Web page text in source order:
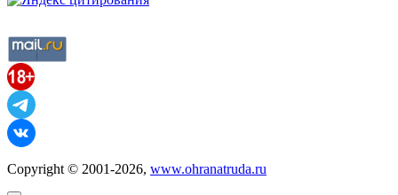
Copyright © 2001-2026, www.ohranatruda.ru